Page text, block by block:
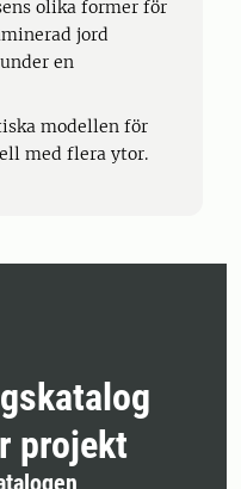
olika former för
jord
en
modellen för
med flera ytor.
projekt